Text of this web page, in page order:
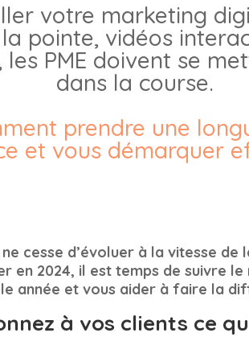
votre marketing
pointe, vidéos
PME doivent se
dans la course.
prendre une
et vous démarquer
cesse d’évoluer à la vitesse de
en 2024, il est temps de suivre
année et vous aider à faire la
à vos clients ce